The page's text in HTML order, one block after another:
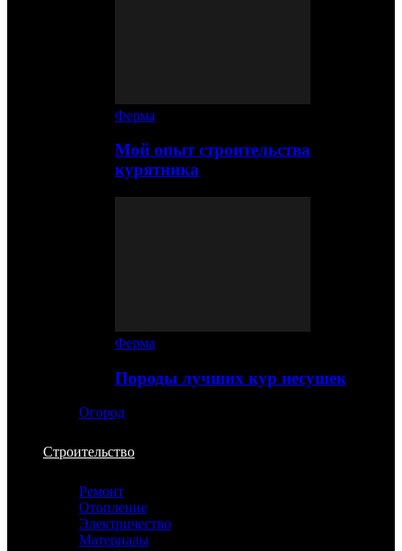
Ферма
Мой опыт строительства
курятника
Ферма
Породы лучших кур несушек
Огород
Строительство
Ремонт
Отопление
Электричество
Материалы